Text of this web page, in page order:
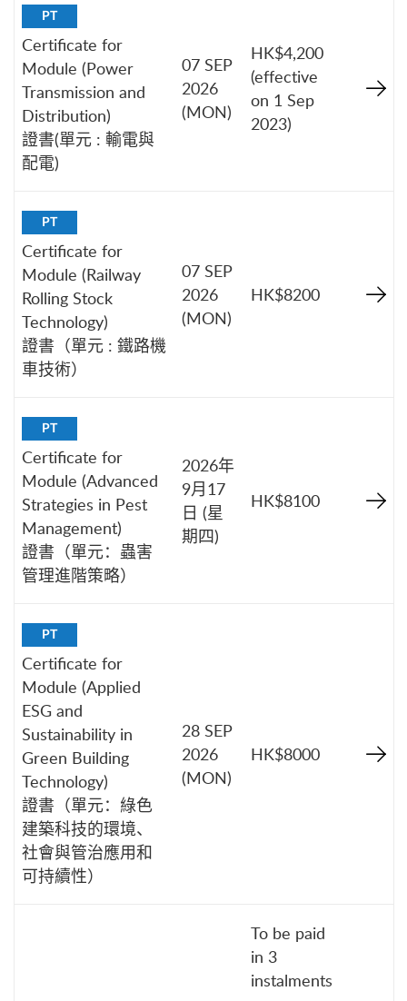
PT
Certificate for
Module (Power
Transmission and
Distribution)
證書(單元 : 輸電與
配電)
07 SEP
2026
(MON)
HK$4,200
(effective
on 1 Sep
2023)
PT
Certificate for
Module (Railway
Rolling Stock
Technology)
證書（單元 : 鐵路機
車技術）
07 SEP
2026
(MON)
HK$8200
PT
Certificate for
Module (Advanced
Strategies in Pest
Management)
證書（單元：蟲害
管理進階策略）
2026年
9月17
日 (星
期四)
HK$8100
PT
Certificate for
Module (Applied
ESG and
Sustainability in
Green Building
Technology)
證書（單元：綠色
建築科技的環境、
社會與管治應用和
可持續性）
28 SEP
2026
(MON)
HK$8000
To be paid
in 3
instalments